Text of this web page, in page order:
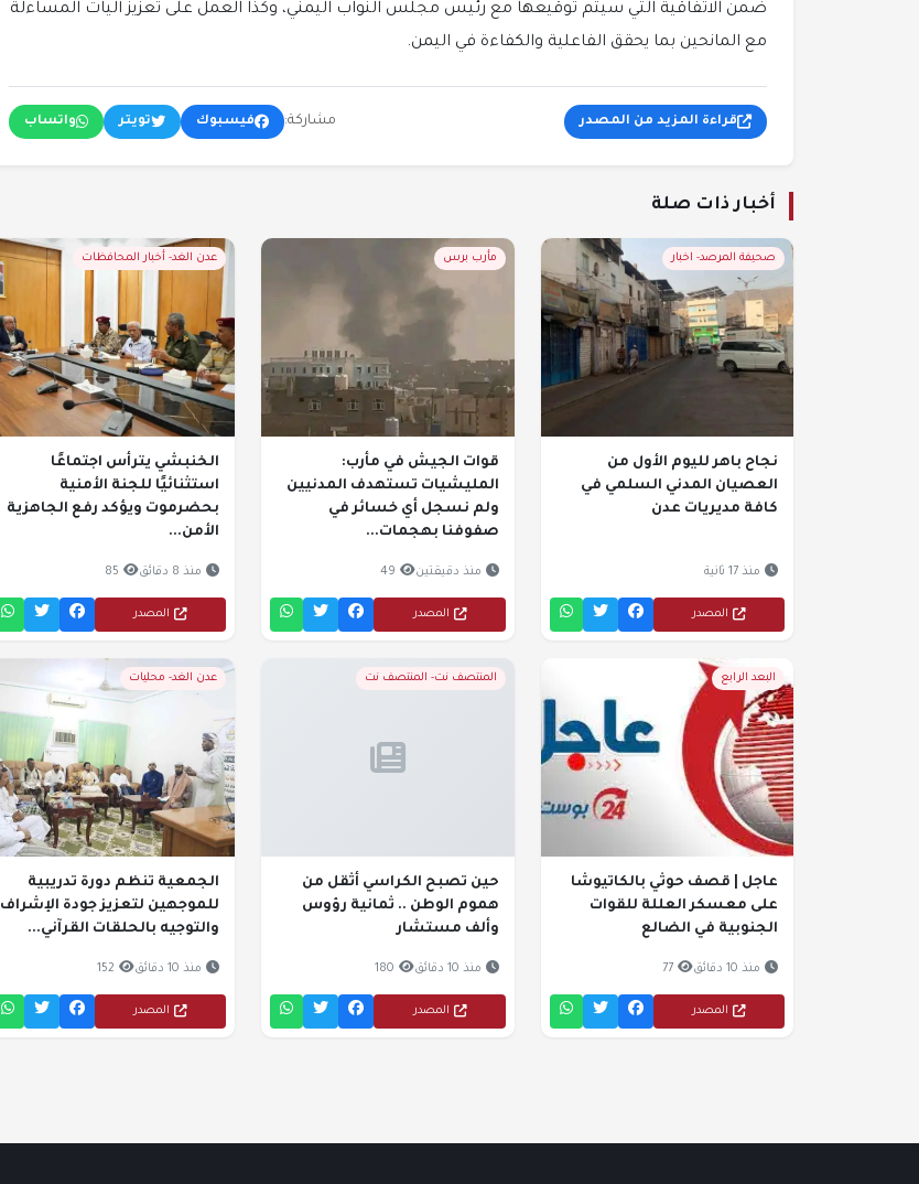
ضمن الاتفاقية التي سيتم توقيعها مع رئيس مجلس النواب اليمني، وكذا العمل على تعزيز آليات المساءلة
مع المانحين بما يحقق الفاعلية والكفاءة في اليمن.
قراءة المزيد من المصدر مشاركة: فيسبوك تويتر واتساب
أخبار ذات صلة
صحيفة المرصد- اخبار
نجاح باهر لليوم الأول من
العصيان المدني السلمي في
كافة مديريات عدن
منذ 17 ثانية
المصدر
مأرب برس
قوات الجيش في مأرب:
المليشيات تستهدف المدنيين
ولم نسجل أي خسائر في
صفوفنا بهجمات...
منذ دقيقتين 49
المصدر
عدن الغد- أخبار المحافظات
الخنبشي يترأس اجتماعًا
استثنائيًا للجنة الأمنية
بحضرموت ويؤكد رفع الجاهزية
الأمن...
منذ 8 دقائق 85
المصدر
البعد الرابع
عاجل | قصف حوثي بالكاتيوشا
على معسكر العللة للقوات
الجنوبية في الضالع
منذ 10 دقائق 77
المصدر
المنتصف نت- المنتصف نت
حين تصبح الكراسي أثقل من
هموم الوطن .. ثمانية رؤوس
وألف مستشار
منذ 10 دقائق 180
المصدر
عدن الغد- محليات
الجمعية تنظم دورة تدريبية
للموجهين لتعزيز جودة الإشراف
والتوجيه بالحلقات القرآني...
منذ 10 دقائق 152
المصدر